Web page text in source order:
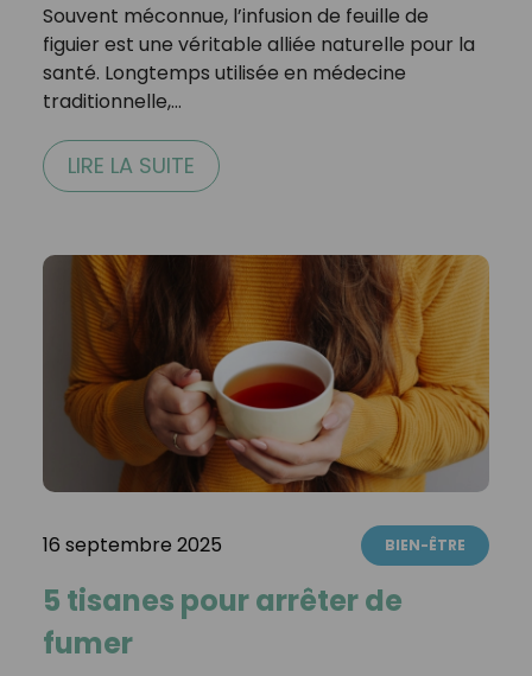
Souvent méconnue, l’infusion de feuille de
figuier est une véritable alliée naturelle pour la
santé. Longtemps utilisée en médecine
traditionnelle,…
LIRE LA SUITE
16 septembre 2025 BIEN-ÊTRE
5 tisanes pour arrêter de
fumer